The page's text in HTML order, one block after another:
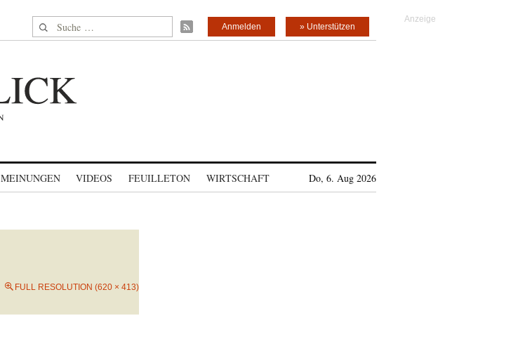
Suche nach: » Unterstützen
Anmelden
MEINUNGEN VIDEOS FEUILLETON WIRTSCHAFT Do, 6. Aug 2026
FULL RESOLUTION (620 × 413)